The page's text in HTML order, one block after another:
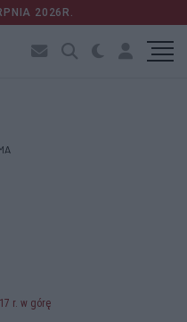
2026R.
r. w górę